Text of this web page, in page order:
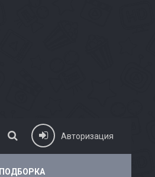
Авторизация
ПОДБОРКА